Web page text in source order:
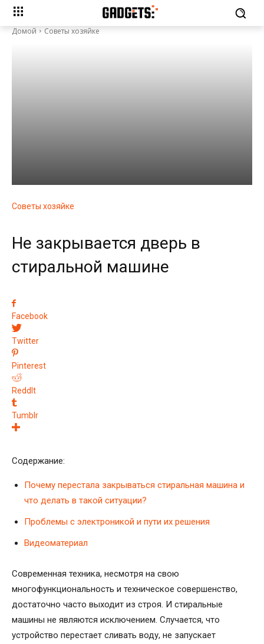
Домой Советы хозяйке
Советы хозяйке
Не закрывается дверь в
стиральной машине
Facebook
Twitter
Pinterest
ReddIt
Tumblr
Содержание:
Почему перестала закрываться стиральная машина и
что делать в такой ситуации?
Проблемы с электроникой и пути их решения
Видеоматериал
Современная техника, несмотря на свою
многофункциональность и техническое совершенство,
достаточно часто выходит из строя. И стиральные
машины не являются исключением. Случается, что
устройство перестает сливать воду, не запускает